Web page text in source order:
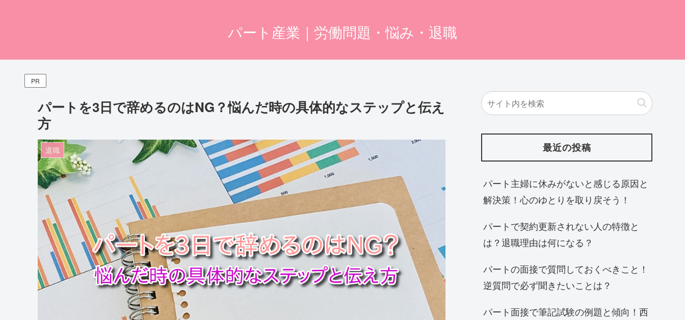
パート産業｜労働問題・悩み・退職
PR
パートを3日で辞めるのはNG？悩んだ時の具体的なステップと伝え
方
退職 最近の投稿
パート主婦に休みがないと感じる原因と
解決策！心のゆとりを取り戻そう！
パートで契約更新されない人の特徴と
は？退職理由は何になる？
パートの面接で質問しておくべきこと！
逆質問で必ず聞きたいことは？
パート面接で筆記試験の例題と傾向！西